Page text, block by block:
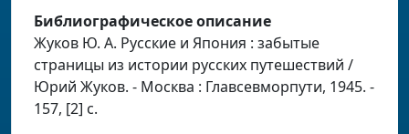
Библиографическое описание
Жуков Ю. А. Русские и Япония : забытые
страницы из истории русских путешествий /
Юрий Жуков. - Москва : Главсевморпути, 1945. -
157, [2] c.